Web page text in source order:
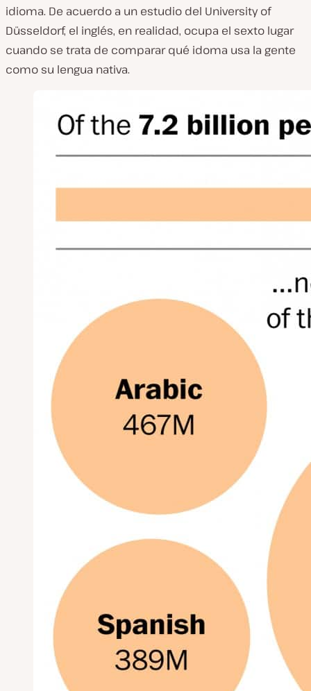
idioma. De acuerdo a un estudio del University of
Düsseldorf, el inglés, en realidad, ocupa el sexto lugar
cuando se trata de comparar qué idoma usa la gente
como su lengua nativa.